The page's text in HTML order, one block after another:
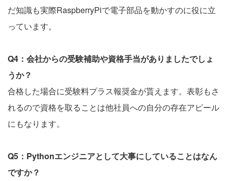
だ知識も実際RaspberryPiで電子部品を動かすのに役に立
っています。
Q4：会社からの受験補助や資格手当がありましたでしょ
うか？
合格した場合に受験料プラス報奨金が貰えます。表彰もさ
れるので資格を取ることは他社員への自分の存在アピール
にもなります。
Q5：Pythonエンジニアとして大事にしていることはなん
ですか？